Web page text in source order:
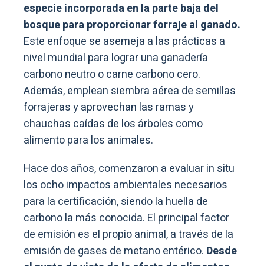
especie incorporada en la parte baja del
bosque para proporcionar forraje al ganado.
Este enfoque se asemeja a las prácticas a
nivel mundial para lograr una ganadería
carbono neutro o carne carbono cero.
Además, emplean siembra aérea de semillas
forrajeras y aprovechan las ramas y
chauchas caídas de los árboles como
alimento para los animales.
Hace dos años, comenzaron a evaluar in situ
los ocho impactos ambientales necesarios
para la certificación, siendo la huella de
carbono la más conocida. El principal factor
de emisión es el propio animal, a través de la
emisión de gases de metano entérico. Desde